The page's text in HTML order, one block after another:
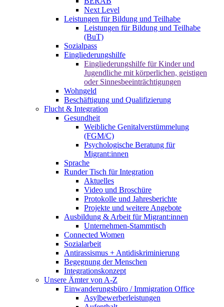
Next Level
Leistungen für Bildung und Teilhabe
Leistungen für Bildung und Teilhabe
(BuT)
Sozialpass
Eingliederungshilfe
Eingliederungshilfe für Kinder und
Jugendliche mit körperlichen, geistigen
oder Sinnesbeeinträchtigungen
Wohngeld
Beschäftigung und Qualifizierung
Flucht & Integration
Gesundheit
Weibliche Genitalverstümmelung
(FGM/C)
Psychologische Beratung für
Migrant:innen
Sprache
Runder Tisch für Integration
Aktuelles
Video und Broschüre
Protokolle und Jahresberichte
Projekte und weitere Angebote
Ausbildung & Arbeit für Migrant:innen
Unternehmen-Stammtisch
Connected Women
Sozialarbeit
Antirassismus + Antidiskriminierung
Begegnung der Menschen
Integrationskonzept
Unsere Ämter von A-Z
Einwanderungsbüro / Immigration Office
Asylbewerberleistungen